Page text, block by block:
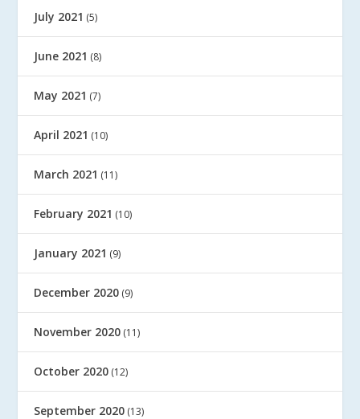
July 2021 (5)
June 2021 (8)
May 2021 (7)
April 2021 (10)
March 2021 (11)
February 2021 (10)
January 2021 (9)
December 2020 (9)
November 2020 (11)
October 2020 (12)
September 2020 (13)